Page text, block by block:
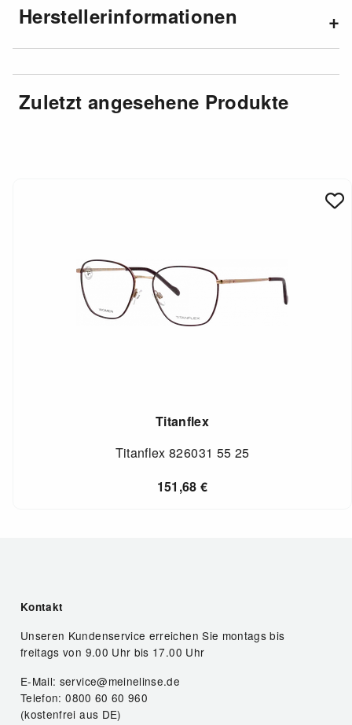
Herstellerinformationen
Zuletzt angesehene Produkte
Titanflex
Titanflex 826031 55 25
151,68€
Kontakt
Unseren Kundenservice erreichen Sie montags bis
freitags von 9.00 Uhr bis 17.00 Uhr
E-Mail: service@meinelinse.de
Telefon: 0800 60 60 960
(kostenfrei aus DE)